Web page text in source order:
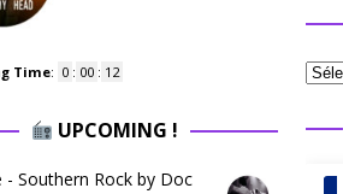
Time: 0 : 00 : 11
UPCOMING !
- Southern Rock by Doc